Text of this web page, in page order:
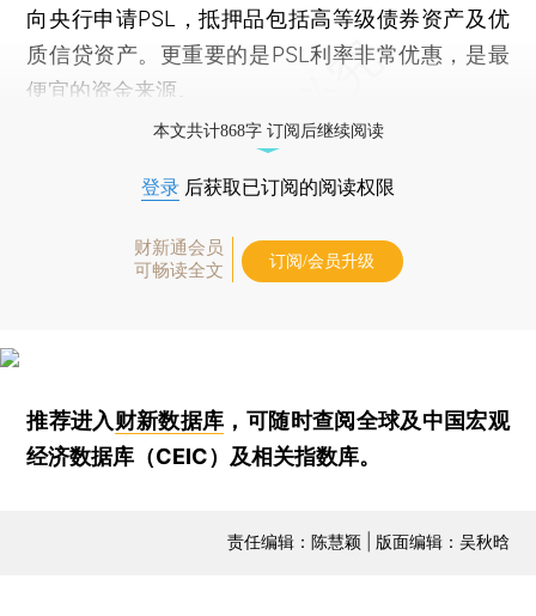
向央行申请PSL，抵押品包括高等级债券资产及优
质信贷资产。更重要的是PSL利率非常优惠，是最
便宜的资金来源。
本文共计868字 订阅后继续阅读
登录 后获取已订阅的阅读权限
财新通会员
可畅读全文
订阅/会员升级
推荐进入财新数据库 ，可随时查阅全球及中国宏观
经济数据库（CEIC）及相关指数库。
责任编辑：陈慧颖 | 版面编辑：吴秋晗